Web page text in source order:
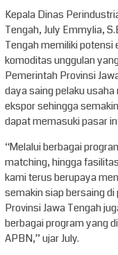
Kepala Dinas
Tengah, July Emmylia,
Tengah memiliki potensi
komoditas unggulan
Pemerintah Provinsi
daya saing pelaku
ekspor sehingga
dapat memasuki pasar
“Melalui berbagai
matching, hingga
kami terus berupaya
semakin siap bersaing di
Provinsi Jawa Tengah
berbagai program yang
APBN,” ujar July.